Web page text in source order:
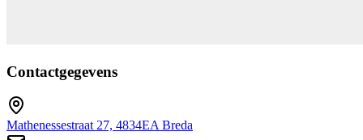
Contactgegevens
Mathenessestraat 27, 4834EA Breda